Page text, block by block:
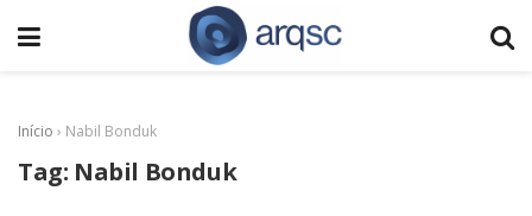
Início › Nabil Bonduk
Tag: Nabil Bonduk